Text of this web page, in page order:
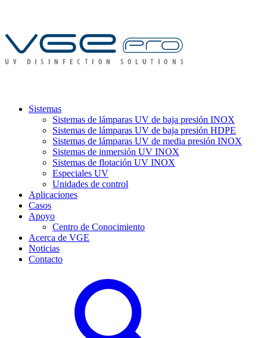
Sistemas
Sistemas de lámparas UV de baja presión INOX
Sistemas de lámparas UV de baja presión HDPE
Sistemas de lámparas UV de media presión INOX
Sistemas de inmersión UV INOX
Sistemas de flotación UV INOX
Especiales UV
Unidades de control
Aplicaciones
Casos
Apoyo
Centro de Conocimiento
Acerca de VGE
Noticias
Contacto